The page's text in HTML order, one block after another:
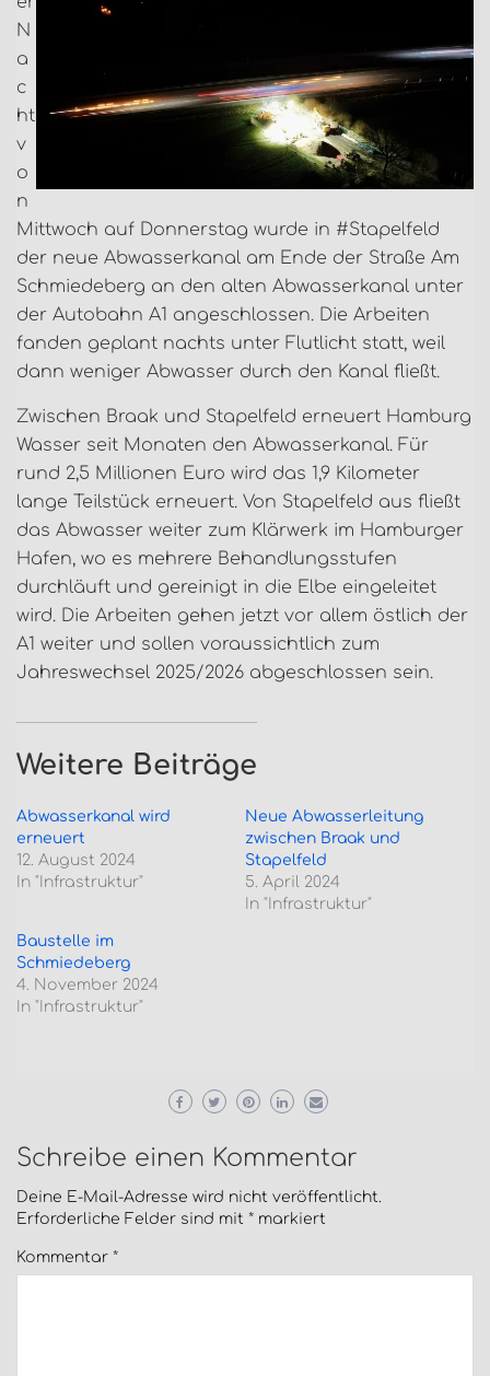
N
a
c
ht
v
o
n
Mittwoch auf Donnerstag wurde in #Stapelfeld
der neue Abwasserkanal am Ende der Straße Am
Schmiedeberg an den alten Abwasserkanal unter
der Autobahn A1 angeschlossen. Die Arbeiten
fanden geplant nachts unter Flutlicht statt, weil
dann weniger Abwasser durch den Kanal fließt.
Zwischen Braak und Stapelfeld erneuert Hamburg
Wasser seit Monaten den Abwasserkanal. Für
rund 2,5 Millionen Euro wird das 1,9 Kilometer
lange Teilstück erneuert. Von Stapelfeld aus fließt
das Abwasser weiter zum Klärwerk im Hamburger
Hafen, wo es mehrere Behandlungsstufen
durchläuft und gereinigt in die Elbe eingeleitet
wird. Die Arbeiten gehen jetzt vor allem östlich der
A1 weiter und sollen voraussichtlich zum
Jahreswechsel 2025/2026 abgeschlossen sein.
Weitere Beiträge
Abwasserkanal wird
erneuert
12. August 2024
In "Infrastruktur"
Neue Abwasserleitung
zwischen Braak und
Stapelfeld
5. April 2024
In "Infrastruktur"
Baustelle im
Schmiedeberg
4. November 2024
In "Infrastruktur"
Schreibe einen Kommentar
Deine E-Mail-Adresse wird nicht veröffentlicht.
Erforderliche Felder sind mit * markiert
Kommentar *